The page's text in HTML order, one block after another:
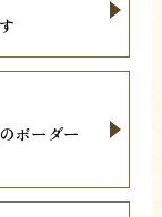
ボーダー